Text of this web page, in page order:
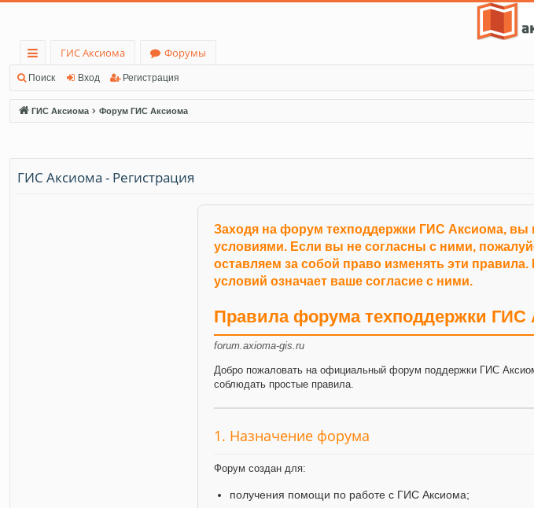
с
ы
лк
ГИС Аксиома
Форумы
Поиск Вход Регистрация
ГИС Аксиома Форум ГИС Аксиома
ГИС Аксиома - Регистрация
Заходя на форум техподдержки ГИС Аксиома, вы
условиями. Если вы не согласны с ними,
оставляем за собой право изменять эти
условий означает ваше согласие с ними.
Правила форума техподдержки ГИС
forum.axioma-gis.ru
Добро пожаловать на официальный форум поддержки ГИС
соблюдать простые правила.
1. Назначение форума
Форум создан для:
получения помощи по работе с ГИС Аксиома;